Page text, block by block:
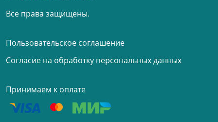
Все права защищены.
Пользовательское соглашение
Согласие на обработку персональных данных
Принимаем к оплате